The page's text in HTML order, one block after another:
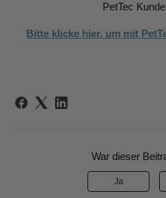
PetTec
Bitte klicke hier, um mit
War dieser
Ja